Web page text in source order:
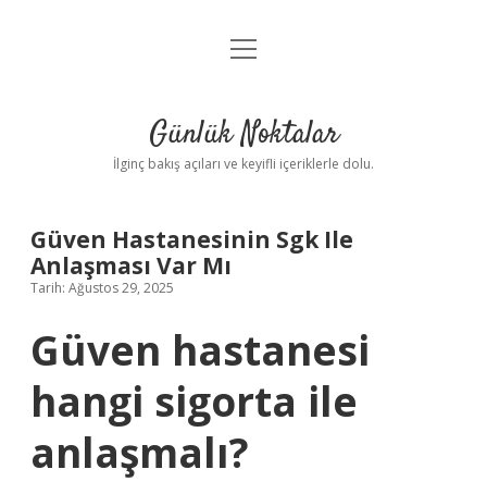
Anasayfa
Yasal Uyarı
menüyü
Günlük Noktalar
İlginç bakış açıları ve keyifli içeriklerle dolu.
Güven Hastanesinin Sgk Ile
Anlaşması Var Mı
Tarih: Ağustos 29, 2025
Güven hastanesi
hangi sigorta ile
anlaşmalı?